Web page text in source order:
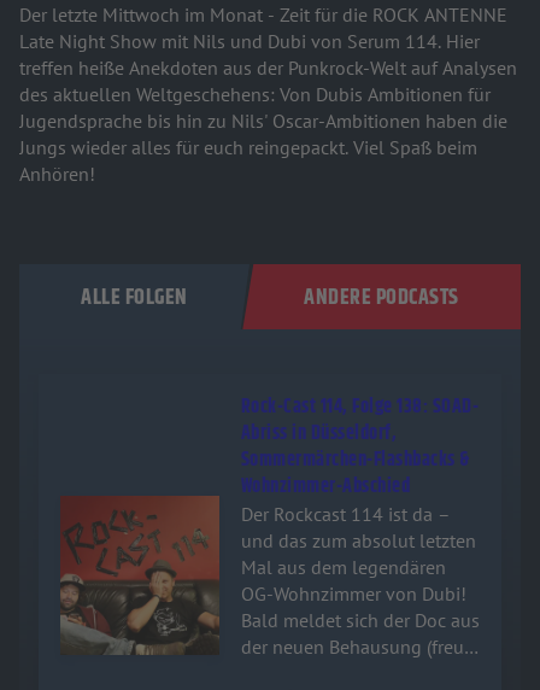
Der letzte Mittwoch im Monat - Zeit für die ROCK ANTENNE
Late Night Show mit Nils und Dubi von Serum 114. Hier
treffen heiße Anekdoten aus der Punkrock-Welt auf Analysen
des aktuellen Weltgeschehens: Von Dubis Ambitionen für
Jugendsprache bis hin zu Nils' Oscar-Ambitionen haben die
Jungs wieder alles für euch reingepackt. Viel Spaß beim
Anhören!
ALLE FOLGEN ANDERE PODCASTS
Audiotitel - Rock-Cast 114, Folge 138: SOAD-Abriss in
Rock-Cast 114, Folge 138: SOAD-
Abriss in Düsseldorf,
Sommermärchen-Flashbacks &
Wohnzimmer-Abschied
Der Rockcast 114 ist da –
und das zum absolut letzten
Mal aus dem legendären
OG-Wohnzimmer von Dubi!
Bald meldet sich der Doc aus
der neuen Behausung (freut